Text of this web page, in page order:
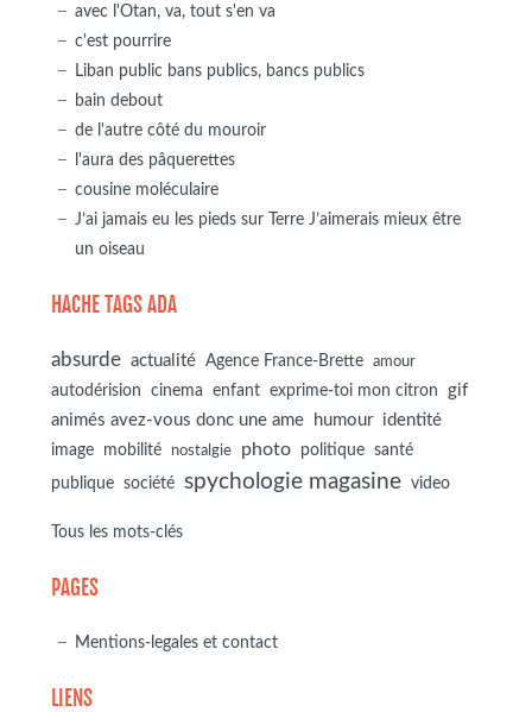
avec l'Otan, va, tout s'en va
c'est pourrire
Liban public bans publics, bancs publics
bain debout
de l'autre côté du mouroir
l'aura des pâquerettes
cousine moléculaire
J’ai jamais eu les pieds sur Terre J’aimerais mieux être
un oiseau
HACHE TAGS ADA
absurde actualité Agence France-Brette amour
autodérision cinema enfant exprime-toi mon citron
gif
animés avez-vous donc une ame
humour identité
image mobilité nostalgie photo politique
santé
publique
société spychologie magasine video
Tous les mots-clés
PAGES
Mentions-legales et contact
LIENS